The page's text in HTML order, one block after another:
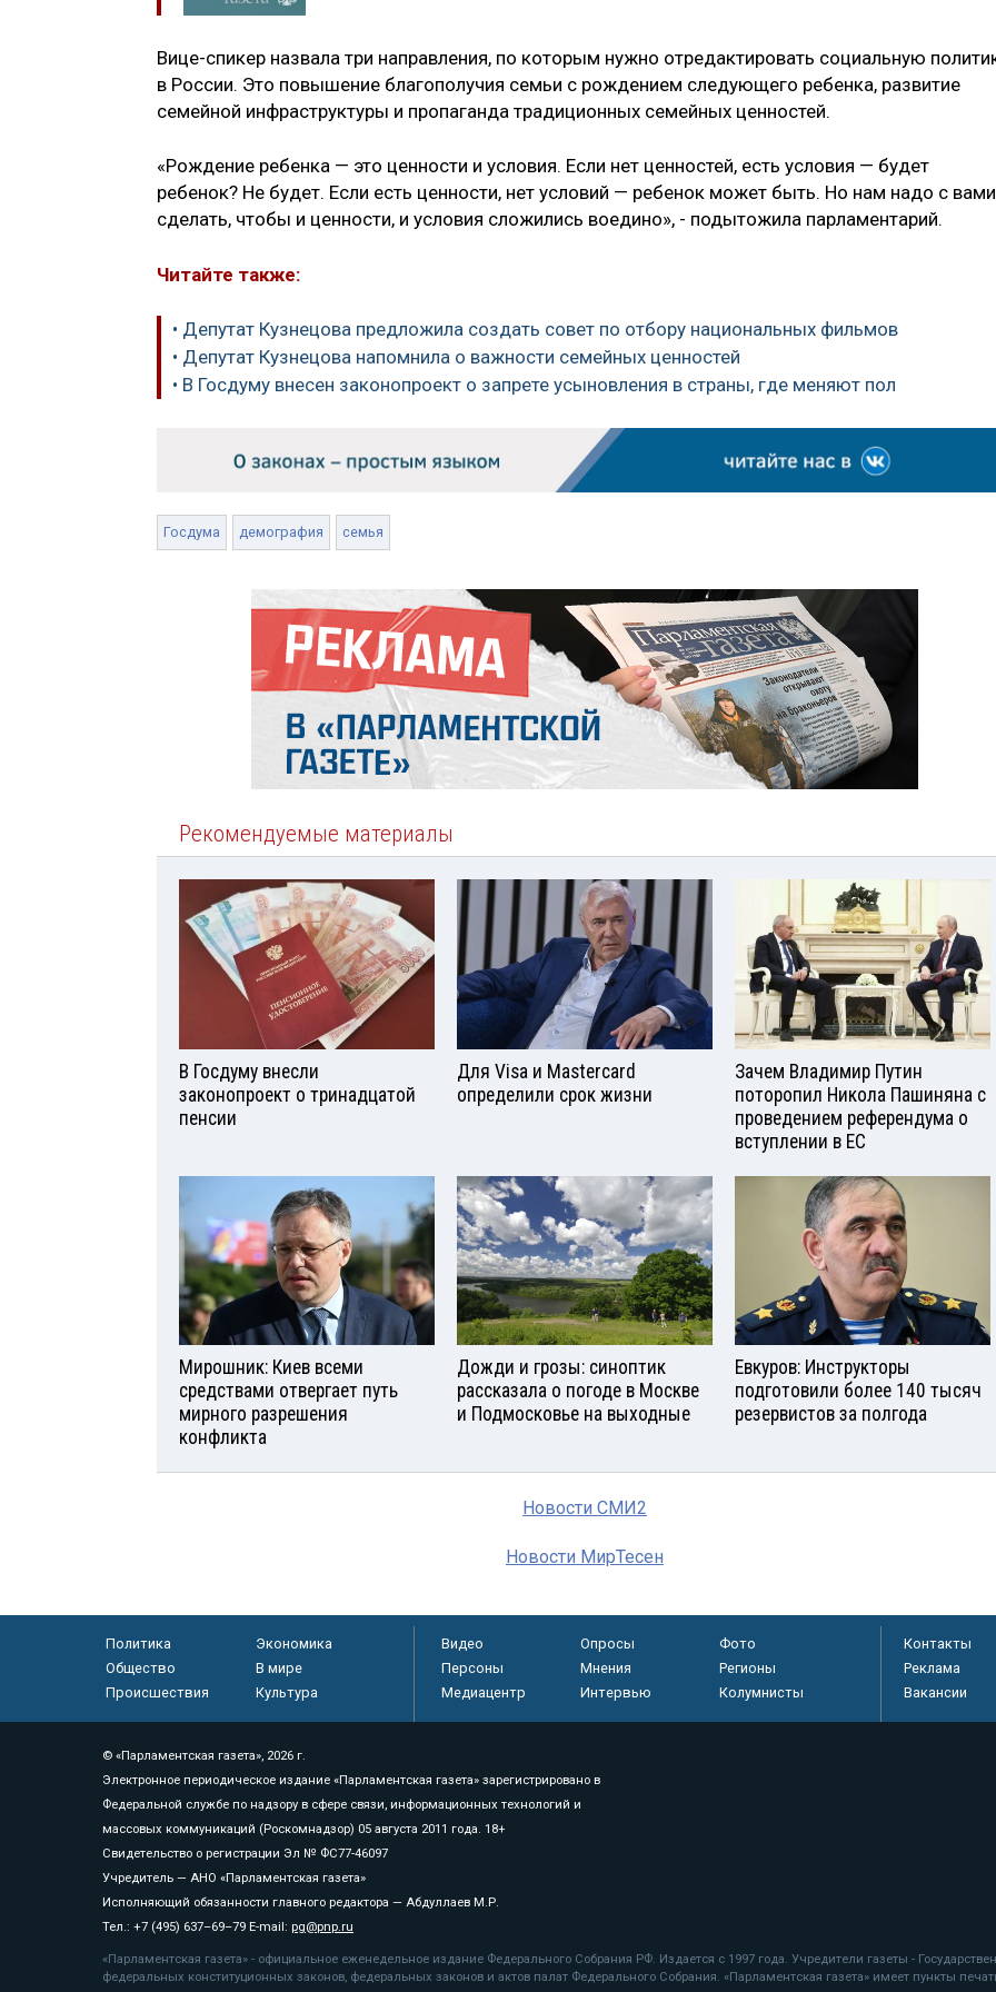
Вице-спикер назвала три направления, по которым нужно отредактировать социальную
в России. Это повышение благополучия семьи с рождением следующего ребенка, развитие
семейной инфраструктуры и пропаганда традиционных семейных ценностей.
«Рождение ребенка — это ценности и условия. Если нет ценностей, есть условия — будет
ребенок? Не будет. Если есть ценности, нет условий — ребенок может быть. Но нам надо с вами
сделать, чтобы и ценности, и условия сложились воедино», - подытожила парламентарий.
Читайте также:
• Депутат Кузнецова предложила создать совет по отбору национальных фильмов
• Депутат Кузнецова напомнила о важности семейных ценностей
• В Госдуму внесен законопроект о запрете усыновления в страны, где меняют пол
Госдума демография семья
Рекомендуемые материалы
В Госдуму внесли
законопроект о тринадцатой
пенсии
Для Visа и Mastercard
определили срок жизни
Зачем Владимир Путин
поторопил Никола Пашиняна с
проведением референдума о
вступлении в ЕС
Мирошник: Киев всеми
средствами отвергает путь
мирного разрешения
конфликта
Дожди и грозы: синоптик
рассказала о погоде в Москве
и Подмосковье на выходные
Евкуров: Инструкторы
подготовили более 140 тысяч
резервистов за полгода
Новости СМИ2
Новости МирТесен
Политика
Экономика
Общество
В мире
Происшествия
Культура
Видео Опросы
Фото
Персоны
Мнения
Регионы
Медиацентр
Интервью Колумнисты
Контакты
Реклама
Вакансии
© «Парламентская газета», 2026 г.
Электронное периодическое издание «Парламентская газета» зарегистрировано в
Федеральной службе по надзору в сфере связи, информационных технологий и
массовых коммуникаций (Роскомнадзор) 05 августа 2011 года. 18+
Свидетельство о регистрации Эл № ФС77-46097
Учредитель — АНО «Парламентская газета»
Исполняющий обязанности главного редактора — Абдуллаев М.Р.
Тел.: +7 (495) 637–69–79 E-mail: pg@pnp.ru
«Парламентская газета» - официальное еженедельное издание Федерального Собрания РФ. Издается с 1997 года. Учредители газеты -
федеральных конституционных законов, федеральных законов и актов палат Федерального Собрания. «Парламентская газета» имеет пункты